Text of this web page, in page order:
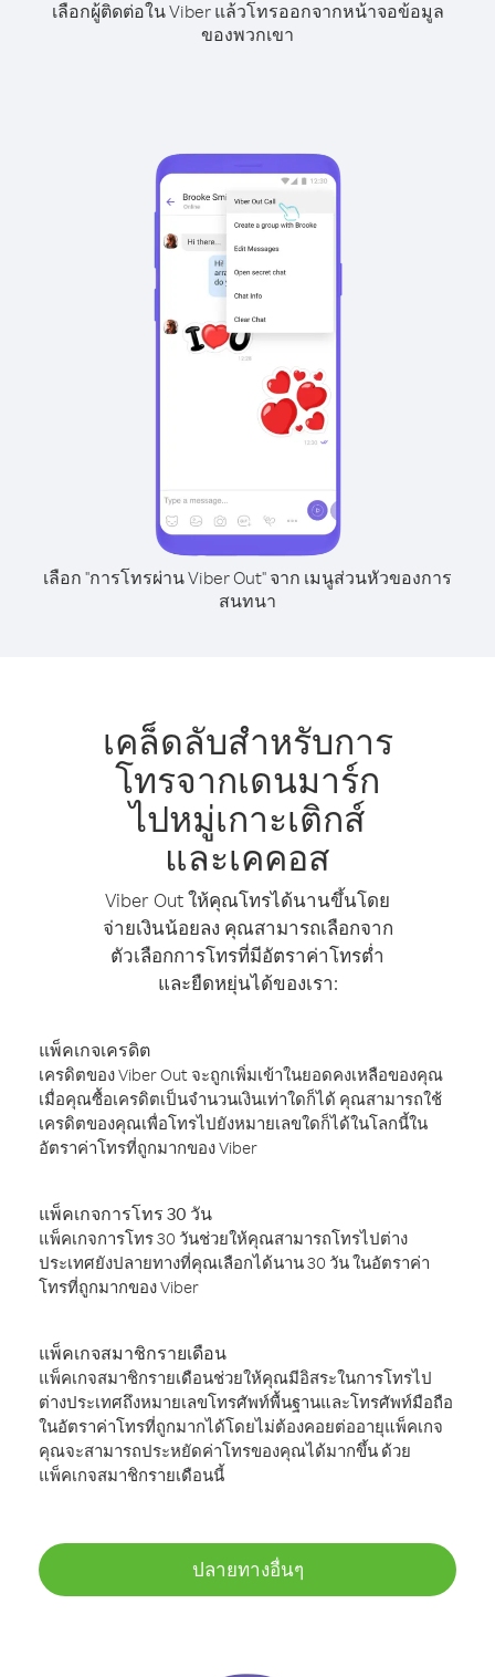
เลือกผู้ติดต่อใน Viber แล้วโทรออกจากหน้าจอข้อมูล
ของพวกเขา
เลือก "การโทรผ่าน Viber Out" จาก เมนูส่วนหัวของการ
สนทนา
เคล็ดลับสำหรับการ
โทรจากเดนมาร์ก
ไปหมู่เกาะเติกส์
และเคคอส
Viber Out ให้คุณโทรได้นานขึ้นโดย
จ่ายเงินน้อยลง คุณสามารถเลือกจาก
ตัวเลือกการโทรที่มีอัตราค่าโทรต่ำ
และยืดหยุ่นได้ของเรา:
แพ็คเกจเครดิต
เครดิตของ Viber Out จะถูกเพิ่มเข้าในยอดคงเหลือของคุณ
เมื่อคุณซื้อเครดิตเป็นจำนวนเงินเท่าใดก็ได้ คุณสามารถใช้
เครดิตของคุณเพื่อโทรไปยังหมายเลขใดก็ได้ในโลกนี้ใน
อัตราค่าโทรที่ถูกมากของ Viber
แพ็คเกจการโทร 30 วัน
แพ็คเกจการโทร 30 วันช่วยให้คุณสามารถโทรไปต่าง
ประเทศยังปลายทางที่คุณเลือกได้นาน 30 วัน ในอัตราค่า
โทรที่ถูกมากของ Viber
แพ็คเกจสมาชิกรายเดือน
แพ็คเกจสมาชิกรายเดือนช่วยให้คุณมีอิสระในการโทรไป
ต่างประเทศถึงหมายเลขโทรศัพท์พื้นฐานและโทรศัพท์มือถือ
ในอัตราค่าโทรที่ถูกมากได้โดยไม่ต้องคอยต่ออายุแพ็คเกจ
คุณจะสามารถประหยัดค่าโทรของคุณได้มากขึ้น ด้วย
แพ็คเกจสมาชิกรายเดือนนี้
ปลายทางอื่นๆ